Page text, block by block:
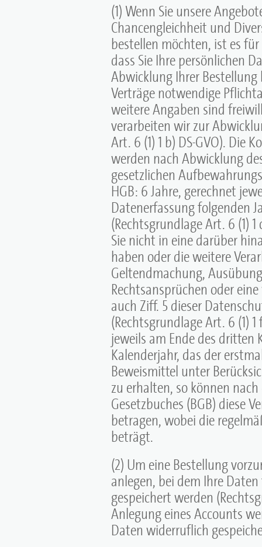
(1) Wenn Sie unsere
Chancengleichheit und
bestellen möchten, ist es
dass Sie Ihre persönlichen
Abwicklung Ihrer
Verträge notwendige
weitere Angaben sind
verarbeiten wir zur
Art. 6 (1) 1 b) DS-GVO). Die
werden nach Abwicklung
gesetzlichen
HGB: 6 Jahre, gerechnet
Datenerfassung folgenden
(Rechtsgrundlage Art. 6 (1)
Sie nicht in eine darüber
haben oder die weitere
Geltendmachung,
Rechtsansprüchen oder
auch Ziff. 5 dieser
(Rechtsgrundlage Art. 6 (1)
jeweils am Ende des
Kalenderjahr, das der
Beweismittel unter
zu erhalten, so können
Gesetzbuches (BGB) diese
betragen, wobei die
beträgt.
(2) Um eine Bestellung
anlegen, bei dem Ihre
gespeichert werden
Anlegung eines Accounts
Daten widerruflich